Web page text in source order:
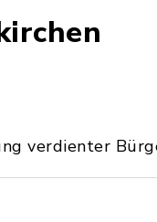
verdienter